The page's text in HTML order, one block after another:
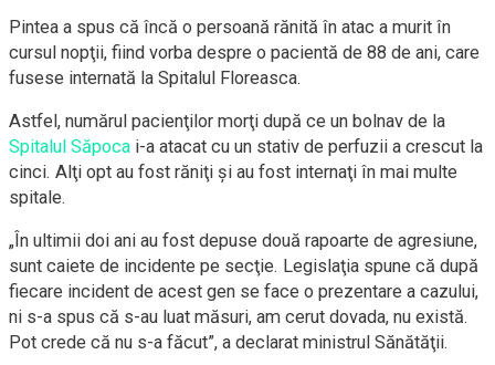
Pintea a spus că încă o persoană rănită în atac a murit în
cursul nopţii, fiind vorba despre o pacientă de 88 de ani, care
fusese internată la Spitalul Floreasca.
Astfel, numărul pacienţilor morţi după ce un bolnav de la
Spitalul Săpoca i-a atacat cu un stativ de perfuzii a crescut la
cinci. Alţi opt au fost răniţi şi au fost internaţi în mai multe
spitale.
„În ultimii doi ani au fost depuse două rapoarte de agresiune,
sunt caiete de incidente pe secţie. Legislaţia spune că după
fiecare incident de acest gen se face o prezentare a cazului,
ni s-a spus că s-au luat măsuri, am cerut dovada, nu există.
Pot crede că nu s-a făcut”, a declarat ministrul Sănătăţii.